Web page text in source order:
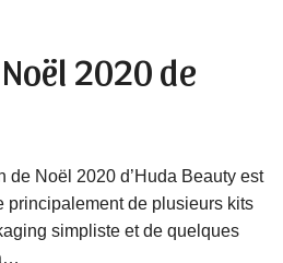
2020 de
de Noël 2020 d’Huda Beauty est
principalement de plusieurs kits
simpliste et de quelques